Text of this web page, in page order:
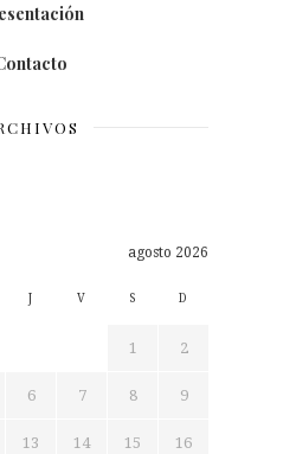
agosto 2026
J V S D
1 2
6 7 8 9
13 14 15 16